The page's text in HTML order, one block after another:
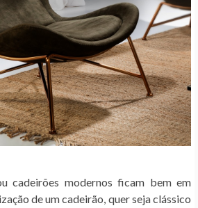
cadeirões modernos ficam bem em
de um cadeirão, quer seja clássico